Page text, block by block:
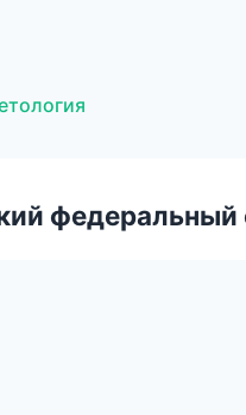
федеральный